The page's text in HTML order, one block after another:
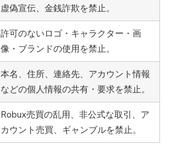
虚偽宣伝、金銭詐欺を禁止。
許可のないロゴ・キャラクター・画
像・ブランドの使用を禁止。
本名、住所、連絡先、アカウント情報
などの個人情報の共有・要求を禁止。
Robux売買の乱用、非公式な取引、ア
カウント売買、ギャンブルを禁止。